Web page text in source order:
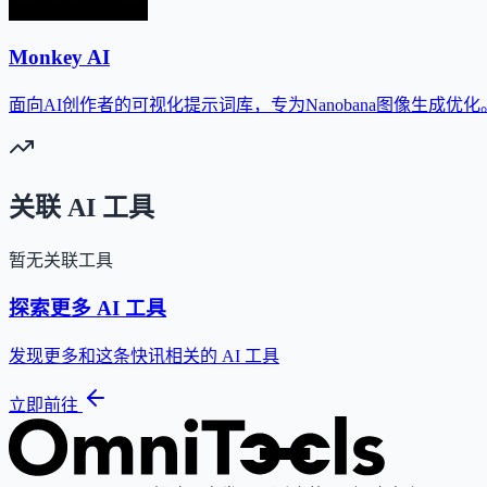
Monkey AI
面向AI创作者的可视化提示词库，专为Nanobana图像生成优化
关联 AI 工具
暂无关联工具
探索更多 AI 工具
发现更多和这条快讯相关的 AI 工具
立即前往